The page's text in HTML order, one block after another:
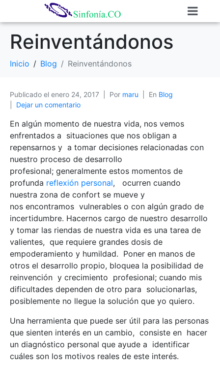
Reinventándonos
Inicio Blog Reinventándonos
Publicado el enero 24, 2017 Por maru En Blog
Dejar un comentario
En algún momento de nuestra vida, nos vemos
enfrentados a situaciones que nos obligan a
repensarnos y a tomar decisiones relacionadas con
nuestro proceso de desarrollo
profesional; generalmente estos momentos de
profunda reflexión personal, ocurren cuando
nuestra zona de confort se mueve y
nos encontramos vulnerables o con algún grado de
incertidumbre. Hacernos cargo de nuestro desarrollo
y tomar las riendas de nuestra vida es una tarea de
valientes, que requiere grandes dosis de
empoderamiento y humildad. Poner en manos de
otros el desarrollo propio, bloquea la posibilidad de
reinvención y crecimiento profesional; cuando mis
dificultades dependen de otro para solucionarlas,
posiblemente no llegue la solución que yo quiero.
Una herramienta que puede ser útil para las personas
que sienten interés en un cambio, consiste en hacer
un diagnóstico personal que ayude a identificar
cuáles son los motivos reales de este interés.